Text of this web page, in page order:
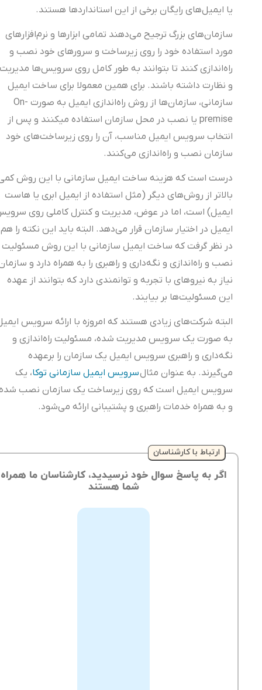
یا ایمیل‌های رایگان برخی از این استانداردها هستند.
سازمان‌های بزرگ ترجیح می‌دهند تمامی ابزارها و نرم‌افزارهای
مورد استفاده خود را روی زیرساخت و سرورهای خود نصب و
راه‌اندازی کنند تا بتوانند به طور کامل روی سرویس‌ها مدیریت
و نظارت داشته باشند. برای همین معمولا برای ساخت ایمیل
سازمانی، سازمان‌ها از روش راه‌اندازی ایمیل به صورت On-
premise یا نصب در محل سازمان استفاده می‎کنند و پس از
انتخاب سرویس ایمیل مناسب، آن را روی زیرساخت‌های خود
سازمان نصب و راه‌اندازی می‌کنند.
درست است که هزینه ساخت ایمیل سازمانی با این روش کمی
بالاتر از روش‌های دیگر (مثل استفاده از ایمیل ابری یا هاست
ایمیل) است، اما در عوض، مدیریت و کنترل کاملی روی سرویس
ایمیل در اختیار سازمان قرار می‌دهد. البته باید این نکته را هم
در نظر گرفت که ساخت ایمیل سازمانی با این روش مسئولیت
نصب و راه‌اندازی و نگه‌داری و راهبری را به همراه دارد و سازمان
نیاز به نیروهای با تجربه و توانمندی دارد که بتوانند از عهده
این مسئولیت‌ها بر بیایند.
البته شرکت‌های زیادی هستند که امروزه با ارائه سرویس ایمیل
به صورت یک سرویس مدیریت شده، مسئولیت راه‌اندازی و
نگه‌داری و راهبری سرویس ایمیل یک سازمان را برعهده
می‌گیرند. به عنوان مثالسرویس ایمیل سازمانی توکا، یک
سرویس ایمیل است که روی زیرساخت یک سازمان نصب شده
و به همراه خدمات راهبری و پشتیبانی ارائه می‌شود.
ارتباط با کارشناسان
اگر به پاسخ سوال خود نرسیدید، کارشناسان ما همراه
شما هستند